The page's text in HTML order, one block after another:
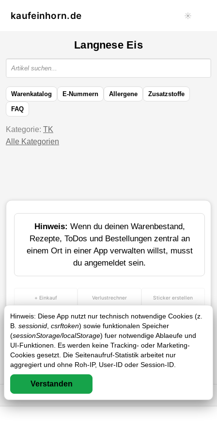
kaufeinhorn.de ☀️
Hinweis: Diese App nutzt nur technisch notwendige Cookies (z.
B. sessionid csrftoken) sowie funktionalen Speicher
(sessionStorage/localStorage) fuer notwendige Ablaeufe und
UI-Funktionen. Es werden keine Tracking- oder Marketing-
Cookies gesetzt. Die Seitenaufruf-Statistik arbeitet nur
aggregiert und ohne Roh-IP, User-ID oder Session-ID.
Verstanden
Langnese Eis
Warenkatalog E-Nummern Allergene Zusatzstoffe
FAQ
Kategorie: TK
Alle Kategorien
Hinweis: Wenn du deinen Warenbestand,
Rezepte, ToDos und Bestellungen zentral an
einem Ort in einer App verwalten willst, musst
du angemeldet sein.
+ Einkauf Verlustrechner Sticker erstellen
0 / 0
Impressum